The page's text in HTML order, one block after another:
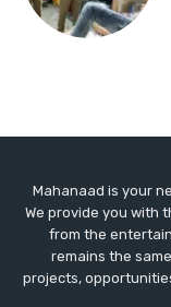
Mahanaad is your
We provide you with
from the
remains the
projects,